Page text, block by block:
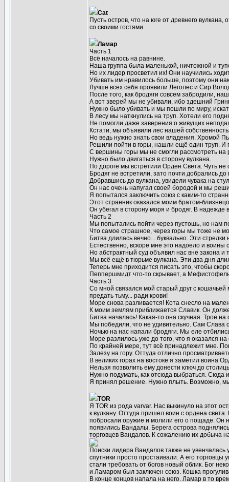
Cat
Пусть остров, что на юге от древнего
со своими гостями.
Ламар
Часть 1
Всё началось на равнине.
Наша группа была маленькой, ничтожной и
Но их лидер просветил их! Они научились
Убивать им нравилось больше, поэтому они
Лучше всех себя проявили Леголес и Сир
После того, как бродяги совсем забродили,
А вот зверей мы не убивали, ибо здешний
Нужно было убивать и мы пошли по миру,
В лесу мы наткнулись на труп. Хотели его
Не помогли даже заверения о живущих
Кстати, мы объявили лес нашей
Но ведь нужно знать свои владения. Хромой
Решили пойти в горы, нашли ещё один труп. И
С вершины горы мы не смогли рассмотреть на
Нужно было двигаться в сторону вулкана.
По дороге мы встретили Орден Света. Чуть не
Бродяг не встретили, зато почти добрались
Добравшись до вулкана, увидели чувака на
Он нас очень напугал своей бородой и мы
Я попытался заключить союз с каким-то
Этот странник оказался моим братом-
Он убегал в сторону моря и бродяг. В надежде
Часть 2
Мы попытались пойти через пустошь, но нам
Что самое страшное, через горы мы тоже не
Битва длилась вечно... буквально. Эти стрелки
Естественно, вскоре мне это надоело и воины
Но абстрактный суд объявил нас вне закона
Мы всё ещё в тюрьме вулкана. Эти два дня
Теперь мне приходится писать это, чтобы
Пеппершмидт что-то скрывает, а
Часть 3
Со мной связался мой старый друг с
предать тьму... ради крови!
Море снова разливается! Кота снесло на
К моим землям приближается Славик. Он
Битва началась! Какая-то она скучная. Трое на
Мы победили, что не удивительно. Сам Слава
Ночью на нас напали бродяги. Мы еле
Море разлилось уже до того, что я оказался на
По крайней мере, тут всё принадлежит мне.
Залезу на гору. Оттуда отлично
В великих горах на востоке я заметил воина
Нельзя позволить ему донести ключ до
Нужно подумать, как отсюда выбраться. Сюда
Я принял решение. Нужно плыть. Возможно,
TOR
Я TOR из рода varvar. Нас выкинуло на этот
к вулкану. Оттуда пришел воин с ордена
побросали оружие и молили его о пощаде. Он
появились Вандалы. Берега острова
торговцев Вандалов. К сожалению их добыча
Поиски лидера Вандалов также не
спутники просто простаивали. А его
стали требовать от богов новый облик. Бог
и Ламаром был заключен союз. Кошка
В конце концов напала на него. Ламар в то